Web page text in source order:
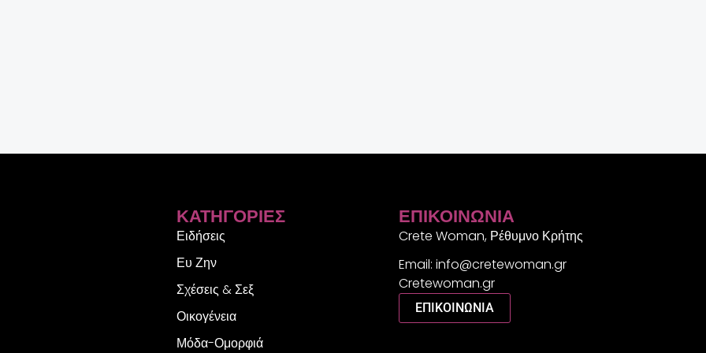
ΚΑΤΗΓΟΡΊΕΣ
Ειδήσεις
Ευ Ζην
Σχέσεις & Σεξ
Οικογένεια
Μόδα-Ομορφιά
ΕΠΙΚΟΙΝΩΝΊΑ
Crete Woman, Ρέθυμνο Κρήτης
Email: info@cretewoman.gr
Cretewoman.gr
ΕΠΙΚΟΙΝΩΝΙΑ